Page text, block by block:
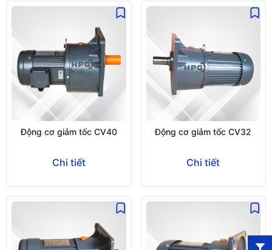
Động cơ giảm tốc CV40
Chi tiết
Động cơ giảm tốc CV32
Chi tiết